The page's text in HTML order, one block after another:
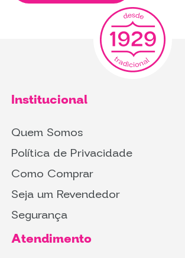
Institucional
Quem Somos
Política de Privacidade
Como Comprar
Seja um Revendedor
Segurança
Atendimento